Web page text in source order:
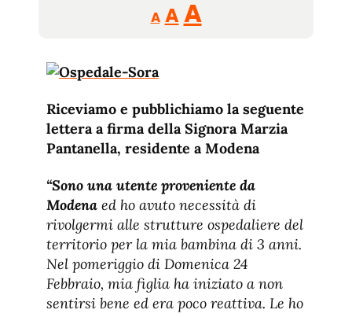
A
Reducir
tamaño
A Restablecer
AAumentar
fuente.
Riceviamo e pubblichiamo la seguente
lettera a firma della Signora Marzia
Pantanella, residente a Modena
“Sono una utente proveniente da
Modena ed ho avuto necessità di
rivolgermi alle strutture ospedaliere del
territorio per la mia bambina di 3 anni.
Nel pomeriggio di Domenica 24
Febbraio, mia figlia ha iniziato a non
sentirsi bene ed era poco reattiva. Le ho